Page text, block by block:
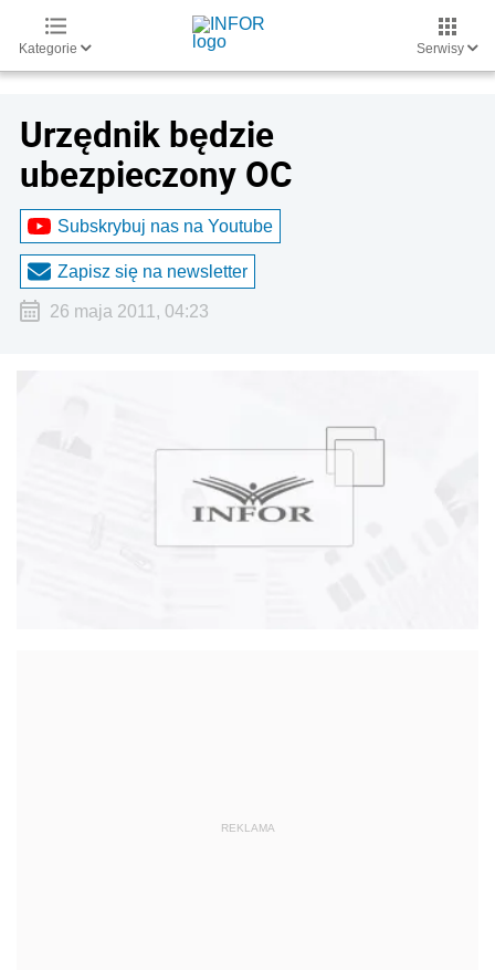
Kategorie Serwisy
Urzędnik będzie
ubezpieczony OC
Subskrybuj nas na Youtube
Zapisz się na newsletter
26 maja 2011, 04:23